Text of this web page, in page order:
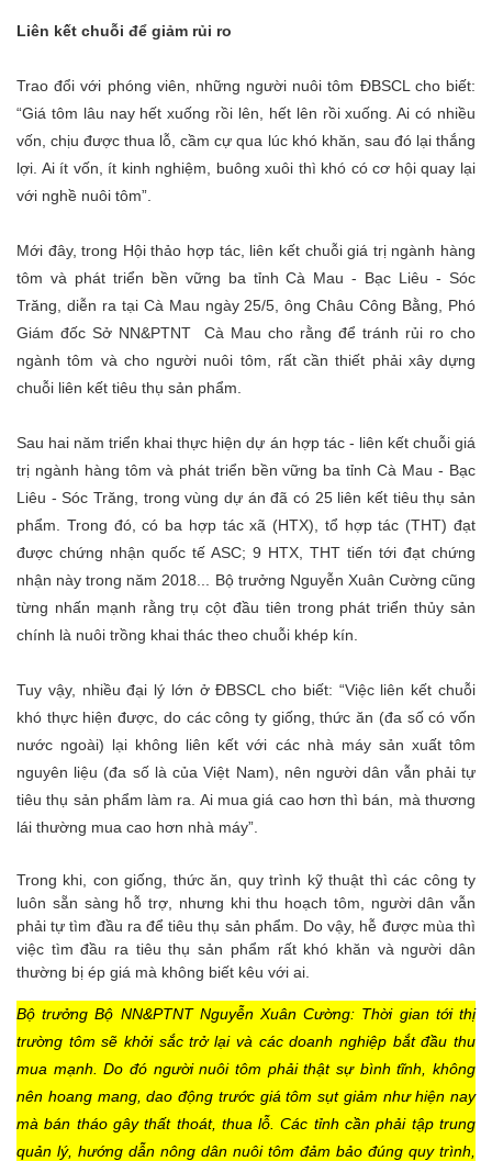
Liên kết chuỗi để giảm rủi ro
Trao đổi với phóng viên, những người nuôi tôm ĐBSCL cho biết:
“Giá tôm lâu nay hết xuống rồi lên, hết lên rồi xuống. Ai có nhiều
vốn, chịu được thua lỗ, cầm cự qua lúc khó khăn, sau đó lại thắng
lợi. Ai ít vốn, ít kinh nghiệm, buông xuôi thì khó có cơ hội quay lại
với nghề nuôi tôm”.
Mới đây, trong Hội thảo hợp tác, liên kết chuỗi giá trị ngành hàng
tôm và phát triển bền vững ba tỉnh Cà Mau - Bạc Liêu - Sóc
Trăng, diễn ra tại Cà Mau ngày 25/5, ông Châu Công Bằng, Phó
Giám đốc Sở NN&PTNT Cà Mau cho rằng để tránh rủi ro cho
ngành tôm và cho người nuôi tôm, rất cần thiết phải xây dựng
chuỗi liên kết tiêu thụ sản phẩm.
Sau hai năm triển khai thực hiện dự án hợp tác - liên kết chuỗi giá
trị ngành hàng tôm và phát triển bền vững ba tỉnh Cà Mau - Bạc
Liêu - Sóc Trăng, trong vùng dự án đã có 25 liên kết tiêu thụ sản
phẩm. Trong đó, có ba hợp tác xã (HTX), tổ hợp tác (THT) đạt
được chứng nhận quốc tế ASC; 9 HTX, THT tiến tới đạt chứng
nhận này trong năm 2018... Bộ trưởng Nguyễn Xuân Cường cũng
từng nhấn mạnh rằng trụ cột đầu tiên trong phát triển thủy sản
chính là nuôi trồng khai thác theo chuỗi khép kín.
Tuy vậy, nhiều đại lý lớn ở ĐBSCL cho biết: “Việc liên kết chuỗi
khó thực hiện được, do các công ty giống, thức ăn (đa số có vốn
nước ngoài) lại không liên kết với các nhà máy sản xuất tôm
nguyên liệu (đa số là của Việt Nam), nên người dân vẫn phải tự
tiêu thụ sản phẩm làm ra. Ai mua giá cao hơn thì bán, mà thương
lái thường mua cao hơn nhà máy”.
Trong khi, con giống, thức ăn, quy trình kỹ thuật thì các công ty
luôn sẵn sàng hỗ trợ, nhưng khi thu hoạch tôm, người dân vẫn
phải tự tìm đầu ra để tiêu thụ sản phẩm. Do vậy, hễ được mùa thì
việc tìm đầu ra tiêu thụ sản phẩm rất khó khăn và người dân
thường bị ép giá mà không biết kêu với ai.
Bộ trưởng Bộ NN&PTNT Nguyễn Xuân Cường: Thời gian tới thị
trường tôm sẽ khởi sắc trở lại và các doanh nghiệp bắt đầu thu
mua mạnh. Do đó người nuôi tôm phải thật sự bình tĩnh, không
nên hoang mang, dao động trước giá tôm sụt giảm như hiện nay
mà bán tháo gây thất thoát, thua lỗ. Các tỉnh cần phải tập trung
quản lý, hướng dẫn nông dân nuôi tôm đảm bảo đúng quy trình,